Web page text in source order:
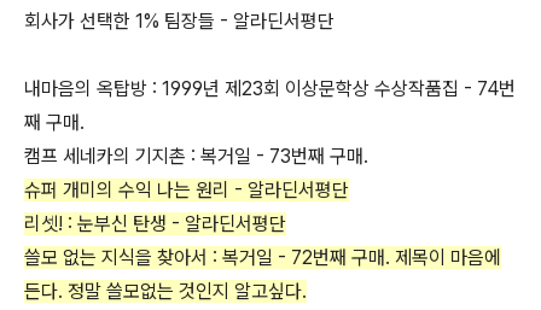
회사가 선택한 1% 팀장들 - 알라딘서평단
내마음의 옥탑방 : 1999년 제23회 이상문학상 수상작품집 - 74번
째 구매.
캠프 세네카의 기지촌 : 복거일 - 73번째 구매.
슈퍼 개미의 수익 나는 원리 - 알라딘서평단
리셋! : 눈부신 탄생 - 알라딘서평단
쓸모 없는 지식을 찾아서 : 복거일 - 72번째 구매. 제목이 마음에
든다. 정말 쓸모없는 것인지 알고싶다.